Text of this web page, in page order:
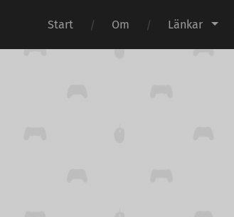
Start Om Länkar